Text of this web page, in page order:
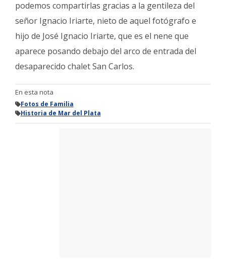
podemos compartirlas gracias a la gentileza del
señor Ignacio Iriarte, nieto de aquel fotógrafo e
hijo de José Ignacio Iriarte, que es el nene que
aparece posando debajo del arco de entrada del
desaparecido chalet San Carlos.
En esta nota
Fotos de Familia
Historia de Mar del Plata